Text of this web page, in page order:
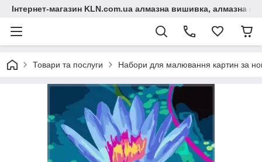
Інтернет-магазин KLN.com.ua алмазна вишивка, алмазна
Товари та послуги Набори для малювання картин за